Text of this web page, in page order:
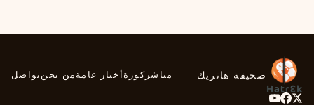
صحيفة هاتريك مباشر كورةأخبار عامةمن نحنتواصل